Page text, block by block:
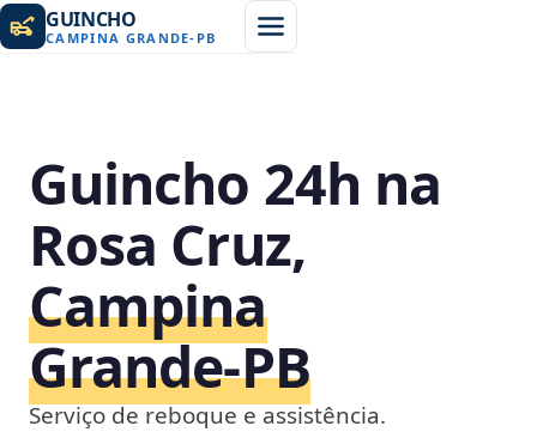
GUINCHO
CAMPINA GRANDE- PB
Guincho 24h na
Rosa Cruz,
Campina
Grande‑PB
Serviço de reboque e assistência.